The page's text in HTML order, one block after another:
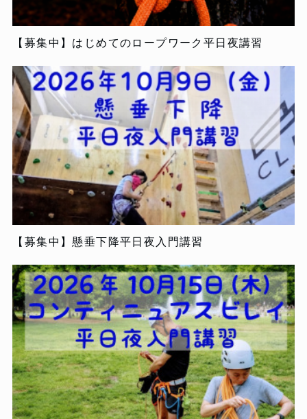
【募集中】はじめてのロープワーク平日夜講習
【募集中】懸垂下降平日夜入門講習